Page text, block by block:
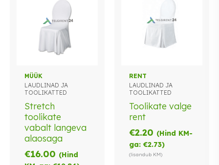
MÜÜK
LAUDLINAD JA
TOOLIKATTED
Stretch
toolikate
vabalt langeva
alaosaga
€16.00 (Hind
RENT
LAUDLINAD JA
TOOLIKATTED
Toolikate valge
rent
€2.20 (Hind KM-
ga:€2.73)
(lisandub KM)